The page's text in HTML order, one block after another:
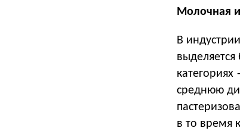
Молочная
В
среднюю
в то время